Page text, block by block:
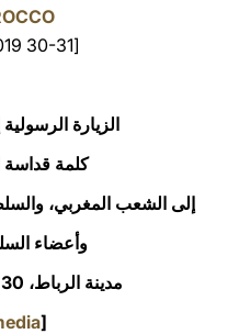
[30-31 MARCH 2019]
الزيارة
كلمة قداسة
إلى الشعب المغربي،
وأعضاء
مدينة الرباط، 30 مارس / آذار 2019
[